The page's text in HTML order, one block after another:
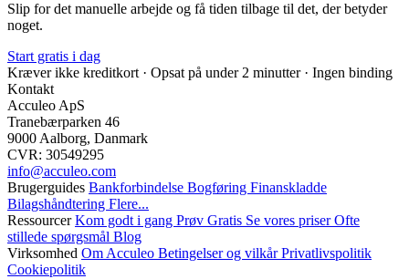
Slip for det manuelle arbejde og få tiden tilbage til det, der betyder
noget.
Start gratis i dag
Kræver ikke kreditkort · Opsat på under 2 minutter · Ingen binding
Kontakt
Acculeo ApS
Tranebærparken 46
9000 Aalborg, Danmark
CVR: 30549295
info@​acculeo.com
Brugerguides Bankforbindelse Bogføring Finanskladde
Bilagshåndtering Flere...
RessourcerKom godt i gang Prøv Gratis Se vores priserOfte
stillede spørgsmål Blog
Virksomhed Om Acculeo Betingelser og vilkårPrivatlivspolitik
Cookiepolitik